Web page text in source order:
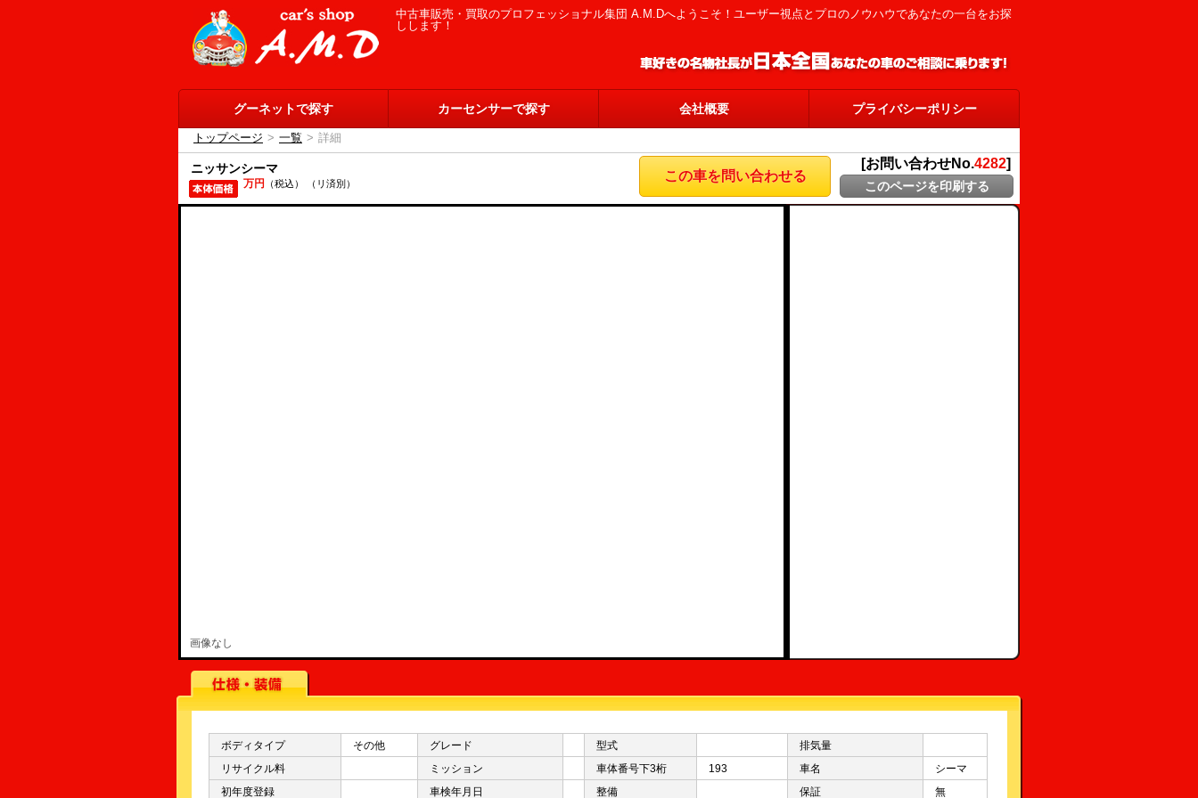
中古車販売・買取のプロフェッショナル集団 A.M.Dへようこそ！ユーザー視点とプロのノウハウであなたの一台をお探
しします！
グーネットで探す カーセンサーで探す 会社概要 プライバシーポリシー
トップページ > 一覧 > 詳細
ニッサンシーマ
万円 （税込） （リ済別） この車を問い合わせる
[お問い合わせNo.4282]
このページを印刷する
画像なし
ボディタイプ その他 グレード 型式
排気量
リサイクル料
ミッション 車体番号下3桁 193 車名
シーマ
初年度登録
車検年月日 整備 保証 無